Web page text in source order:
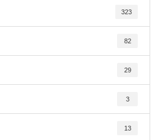
323
82
29
3
13